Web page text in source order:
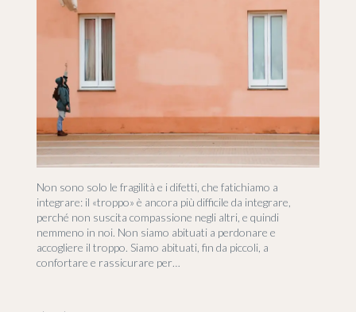
Non sono solo le fragilità e i difetti, che fatichiamo a
integrare: il «troppo» è ancora più difficile da integrare,
perché non suscita compassione negli altri, e quindi
nemmeno in noi. Non siamo abituati a perdonare e
accogliere il troppo. Siamo abituati, fin da piccoli, a
confortare e rassicurare per…